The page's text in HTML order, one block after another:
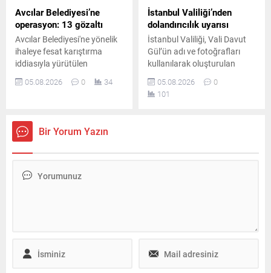
Avcılar Belediyesi’ne
operasyon: 13 gözaltı
Avcılar Belediyesi'ne yönelik
ihaleye fesat karıştırma
iddiasıyla yürütülen
soruşturma kapsamında 4
ilde düzenlenen eş zamanlı
05.08.2026 0 34
İstanbul Valiliği’nden
dolandırıcılık uyarısı
İstanbul Valiliği, Vali Davut
Gül’ün adı ve fotoğrafları
kullanılarak oluşturulan
sahte sosyal medya
hesapları üzerinden yapılan
dolandırıcılık girişimlerine
05.08.2026
0
101
Bir Yorum Yazın